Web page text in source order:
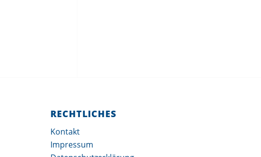
RECHTLICHES
Kontakt
Impressum